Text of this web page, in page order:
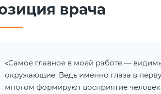
врача
«Самое главное в моей работе —
окружающие. Ведь именно глаза в
многом формируют восприятие